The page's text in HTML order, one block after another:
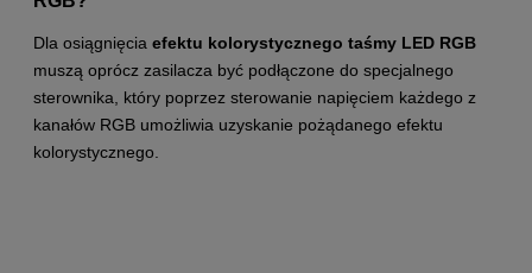
Dla osiągnięcia efektu kolorystycznego taśmy LED RGB
muszą oprócz zasilacza być podłączone do specjalnego
sterownika, który poprzez sterowanie napięciem każdego z
kanałów RGB umożliwia uzyskanie pożądanego efektu
kolorystycznego.